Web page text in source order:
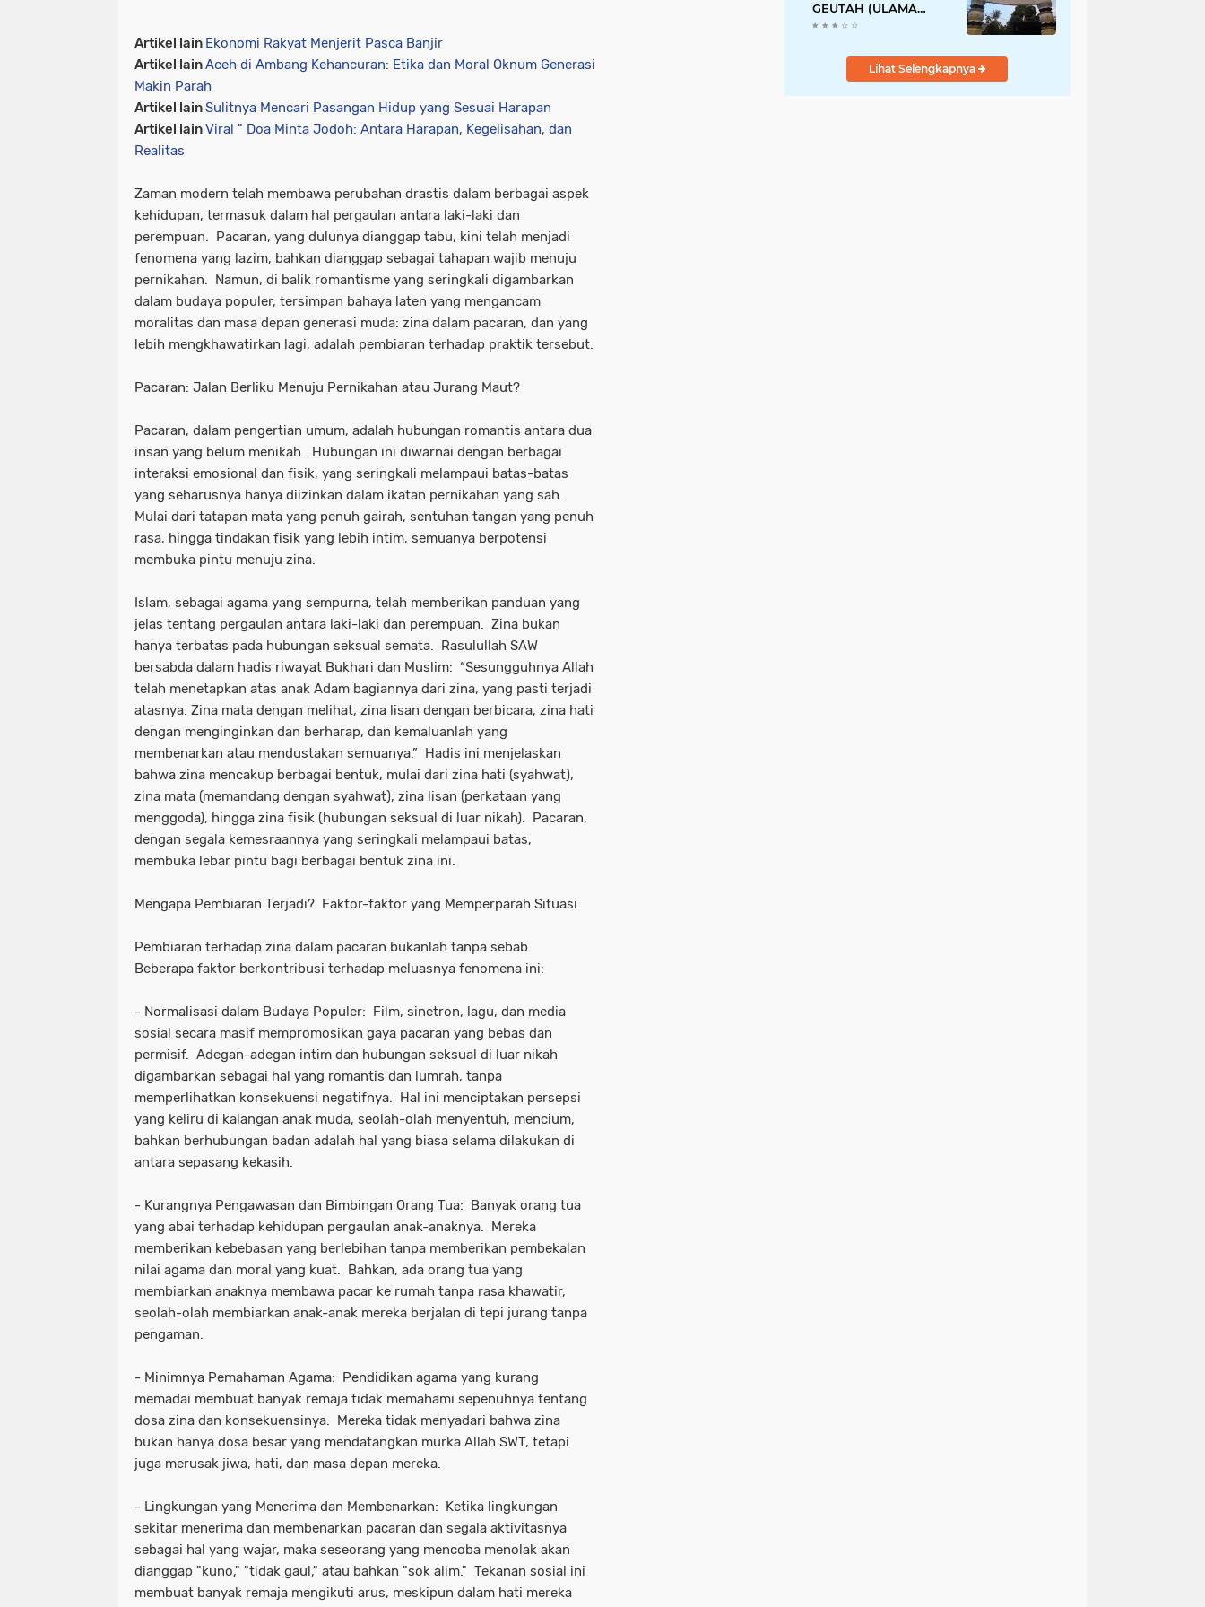
Artikel lain Ekonomi Rakyat Menjerit Pasca Banjir
Artikel lainAceh di Ambang Kehancuran: Etika dan Moral Oknum Generasi
Makin Parah
Artikel lainSulitnya Mencari Pasangan Hidup yang Sesuai Harapan
Artikel lainViral " Doa Minta Jodoh: Antara Harapan, Kegelisahan, dan
Realitas
Zaman modern telah membawa perubahan drastis dalam berbagai aspek
kehidupan, termasuk dalam hal pergaulan antara laki-laki dan
perempuan. Pacaran, yang dulunya dianggap tabu, kini telah menjadi
fenomena yang lazim, bahkan dianggap sebagai tahapan wajib menuju
pernikahan. Namun, di balik romantisme yang seringkali digambarkan
dalam budaya populer, tersimpan bahaya laten yang mengancam
moralitas dan masa depan generasi muda: zina dalam pacaran, dan yang
lebih mengkhawatirkan lagi, adalah pembiaran terhadap praktik tersebut.
Pacaran: Jalan Berliku Menuju Pernikahan atau Jurang Maut?
Pacaran, dalam pengertian umum, adalah hubungan romantis antara dua
insan yang belum menikah. Hubungan ini diwarnai dengan berbagai
interaksi emosional dan fisik, yang seringkali melampaui batas-batas
yang seharusnya hanya diizinkan dalam ikatan pernikahan yang sah.
Mulai dari tatapan mata yang penuh gairah, sentuhan tangan yang penuh
rasa, hingga tindakan fisik yang lebih intim, semuanya berpotensi
membuka pintu menuju zina.
Islam, sebagai agama yang sempurna, telah memberikan panduan yang
jelas tentang pergaulan antara laki-laki dan perempuan. Zina bukan
hanya terbatas pada hubungan seksual semata. Rasulullah SAW
bersabda dalam hadis riwayat Bukhari dan Muslim: “Sesungguhnya Allah
telah menetapkan atas anak Adam bagiannya dari zina, yang pasti terjadi
atasnya. Zina mata dengan melihat, zina lisan dengan berbicara, zina hati
dengan menginginkan dan berharap, dan kemaluanlah yang
membenarkan atau mendustakan semuanya.” Hadis ini menjelaskan
bahwa zina mencakup berbagai bentuk, mulai dari zina hati (syahwat),
zina mata (memandang dengan syahwat), zina lisan (perkataan yang
menggoda), hingga zina fisik (hubungan seksual di luar nikah). Pacaran,
dengan segala kemesraannya yang seringkali melampaui batas,
membuka lebar pintu bagi berbagai bentuk zina ini.
Mengapa Pembiaran Terjadi? Faktor-faktor yang Memperparah Situasi
Pembiaran terhadap zina dalam pacaran bukanlah tanpa sebab.
Beberapa faktor berkontribusi terhadap meluasnya fenomena ini:
- Normalisasi dalam Budaya Populer: Film, sinetron, lagu, dan media
sosial secara masif mempromosikan gaya pacaran yang bebas dan
permisif. Adegan-adegan intim dan hubungan seksual di luar nikah
digambarkan sebagai hal yang romantis dan lumrah, tanpa
memperlihatkan konsekuensi negatifnya. Hal ini menciptakan persepsi
yang keliru di kalangan anak muda, seolah-olah menyentuh, mencium,
bahkan berhubungan badan adalah hal yang biasa selama dilakukan di
antara sepasang kekasih.
- Kurangnya Pengawasan dan Bimbingan Orang Tua: Banyak orang tua
yang abai terhadap kehidupan pergaulan anak-anaknya. Mereka
memberikan kebebasan yang berlebihan tanpa memberikan pembekalan
nilai agama dan moral yang kuat. Bahkan, ada orang tua yang
membiarkan anaknya membawa pacar ke rumah tanpa rasa khawatir,
seolah-olah membiarkan anak-anak mereka berjalan di tepi jurang tanpa
pengaman.
- Minimnya Pemahaman Agama: Pendidikan agama yang kurang
memadai membuat banyak remaja tidak memahami sepenuhnya tentang
dosa zina dan konsekuensinya. Mereka tidak menyadari bahwa zina
bukan hanya dosa besar yang mendatangkan murka Allah SWT, tetapi
juga merusak jiwa, hati, dan masa depan mereka.
- Lingkungan yang Menerima dan Membenarkan: Ketika lingkungan
sekitar menerima dan membenarkan pacaran dan segala aktivitasnya
sebagai hal yang wajar, maka seseorang yang mencoba menolak akan
dianggap "kuno," "tidak gaul," atau bahkan "sok alim." Tekanan sosial ini
membuat banyak remaja mengikuti arus, meskipun dalam hati mereka
GEUTAH (ULAMA
PERNAH TINGGAL DI
Lihat Selengkapnya